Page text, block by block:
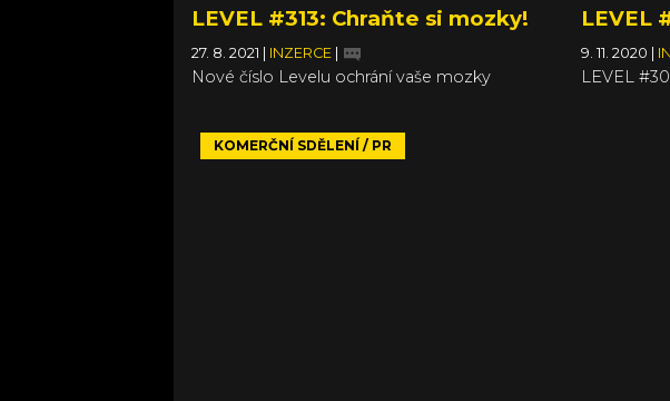
LEVEL #313: Chraňte si mozky!
27. 8. 2021 INZERCE
Nové číslo Levelu ochrání vaše mozky
LEVEL
9. 11. 2020
LEVEL
KOMERČNÍ SDĚLENÍ / PR